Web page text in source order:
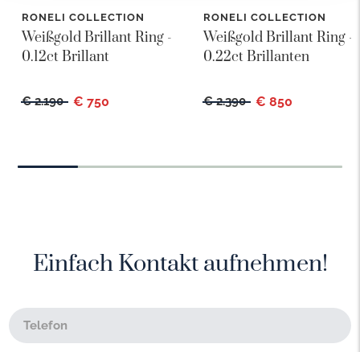
RONELI COLLECTION
Weißgold Brillant Ring -
0.12ct Brillant
€ 2.190 € 750
RONELI COLLECTION
Weißgold Brillant Ring -
0.22ct Brillanten
€ 2.390 € 850
Einfach Kontakt aufnehmen!